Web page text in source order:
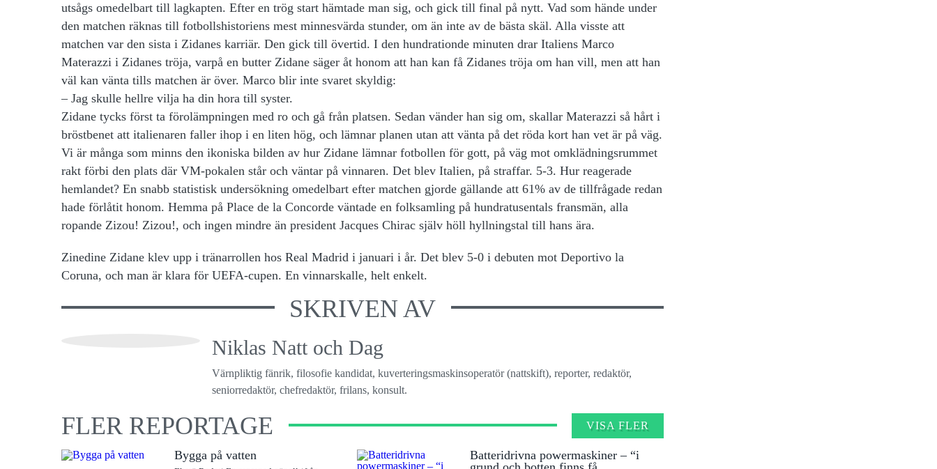
utsågs omedelbart till lagkapten. Efter en trög start hämtade man sig, och gick till final på nytt. Vad som hände under
den matchen räknas till fotbollshistoriens mest minnesvärda stunder, om än inte av de bästa skäl. Alla visste att
matchen var den sista i Zidanes karriär. Den gick till övertid. I den hundrationde minuten drar Italiens Marco
Materazzi i Zidanes tröja, varpå en butter Zidane säger åt honom att han kan få Zidanes tröja om han vill, men att han
väl kan vänta tills matchen är över. Marco blir inte svaret skyldig:
– Jag skulle hellre vilja ha din hora till syster.
Zidane tycks först ta förolämpningen med ro och gå från platsen. Sedan vänder han sig om, skallar Materazzi så hårt i
bröstbenet att italienaren faller ihop i en liten hög, och lämnar planen utan att vänta på det röda kort han vet är på väg.
Vi är många som minns den ikoniska bilden av hur Zidane lämnar fotbollen för gott, på väg mot omklädningsrummet
rakt förbi den plats där VM-pokalen står och väntar på vinnaren. Det blev Italien, på straffar. 5-3. Hur reagerade
hemlandet? En snabb statistisk undersökning omedelbart efter matchen gjorde gällande att 61% av de tillfrågade redan
hade förlåtit honom. Hemma på Place de la Concorde väntade en folksamling på hundratusentals fransmän, alla
ropande Zizou! Zizou!, och ingen mindre än president Jacques Chirac själv höll hyllningstal till hans ära.
Zinedine Zidane klev upp i tränarrollen hos Real Madrid i januari i år. Det blev 5-0 i debuten mot Deportivo la
Coruna, och man är klara för UEFA-cupen. En vinnarskalle, helt enkelt.
SKRIVEN AV
Niklas Natt och Dag
Värnpliktig fänrik, filosofie kandidat, kuverteringsmaskinsoperatör (nattskift), reporter, redaktör,
seniorredaktör, chefredaktör, frilans, konsult.
FLER REPORTAGE VISA FLER
Bygga på vatten
Batteridrivna powermaskiner – “i